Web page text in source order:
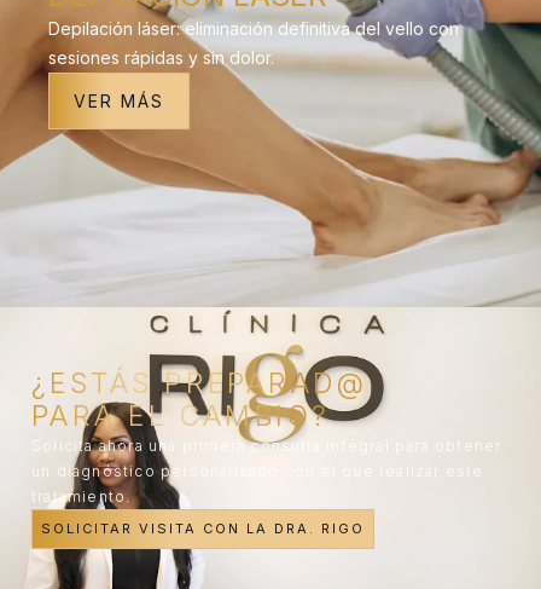
Depilación láser: eliminación definitiva del vello con
sesiones rápidas y sin dolor.
VER MÁS
¿ESTÁS PREPARAD@
PARA EL CAMBIO?
Solicita ahora una primera consulta integral para obtener
un diagnóstico personalizado con el que realizar este
tratamiento.
SOLICITAR VISITA CON LA DRA. RIGO